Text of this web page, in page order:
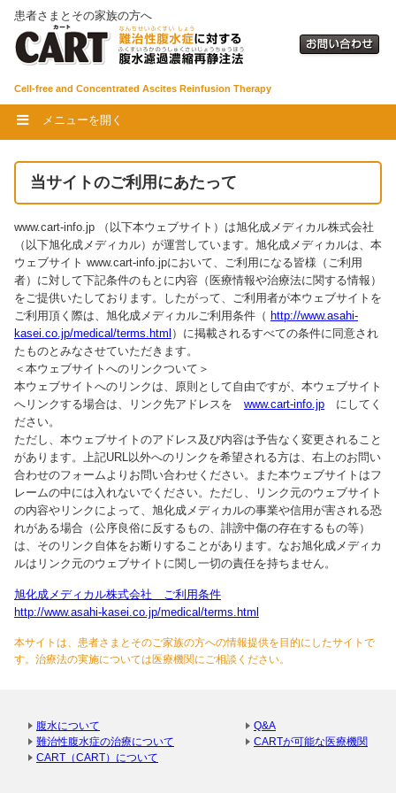
患者さまとその家族の方へ
Cell-free and Concentrated Ascites Reinfusion Therapy
メニューを開く
当サイトのご利用にあたって
www.cart-info.jp （以下本ウェブサイト）は旭化成メディカル株式会社
（以下旭化成メディカル）が運営しています。旭化成メディカルは、本
ウェブサイト www.cart-info.jpにおいて、ご利用になる皆様（ご利用
者）に対して下記条件のもとに内容（医療情報や治療法に関する情報）
をご提供いたしております。したがって、ご利用者が本ウェブサイトを
ご利用頂く際は、旭化成メディカルご利用条件（ http://www.asahi-
kasei.co.jp/medical/terms.html ）に掲載されるすべての条件に同意され
たものとみなさせていただきます。
＜本ウェブサイトへのリンクついて＞
本ウェブサイトへのリンクは、原則として自由ですが、本ウェブサイト
へリンクする場合は、リンク先アドレスを www.cart-info.jp にしてく
ださい。
ただし、本ウェブサイトのアドレス及び内容は予告なく変更されること
があります。上記URL以外へのリンクを希望される方は、右上のお問い
合わせのフォームよりお問い合わせください。また本ウェブサイトはフ
レームの中には入れないでください。ただし、リンク元のウェブサイト
の内容やリンクによって、旭化成メディカルの事業や信用が害される恐
れがある場合（公序良俗に反するもの、誹謗中傷の存在するもの等）
は、そのリンク自体をお断りすることがあります。なお旭化成メディカ
ルはリンク元のウェブサイトに関し一切の責任を持ちません。
旭化成メディカル株式会社 ご利用条件
http://www.asahi-kasei.co.jp/medical/terms.html
本サイトは、患者さまとそのご家族の方への情報提供を目的にしたサイトで
す。治療法の実施については医療機関にご相談ください。
腹水について
難治性腹水症の治療について
CART（CART）について
Q&A
CARTが可能な医療機関